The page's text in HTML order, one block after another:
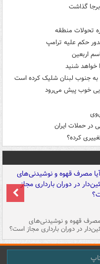
گذاشت
تحولات منطقه
حکم علیه ترامپ
اربعین
خواهد شنید
خوب پیش می‌رود
حملات ایران
کرده؟
مصرف قهوه و نوشیدنی‌های
در دوران بارداری مجاز است؟